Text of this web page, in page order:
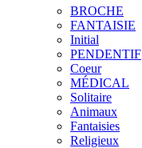
BROCHE
FANTAISIE
Initial
PENDENTIF
Coeur
MÉDICAL
Solitaire
Animaux
Fantaisies
Religieux